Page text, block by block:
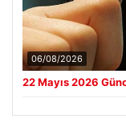
06/08/2026
22 Mayıs 2026